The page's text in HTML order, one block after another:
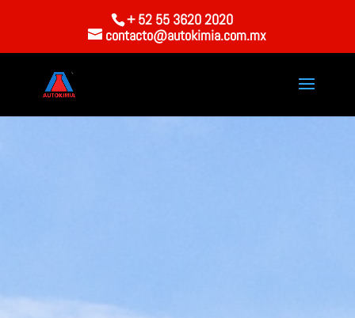
+ 52 55 3620 2020
contacto@autokimia.com.mx